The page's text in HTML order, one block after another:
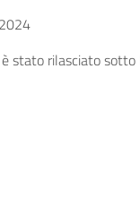
stato rilasciato